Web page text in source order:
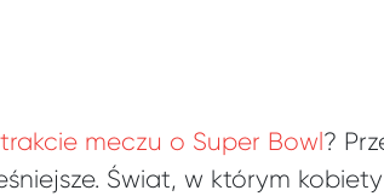
meczu o Super Bowl?
Świat, w którym kobiety